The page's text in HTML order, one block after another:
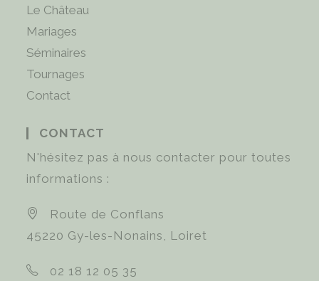
Le Château
Mariages
Séminaires
Tournages
Contact
CONTACT
N'hésitez pas à nous contacter pour toutes
informations :
Route de Conflans
45220 Gy-les-Nonains, Loiret
02 18 12 05 35